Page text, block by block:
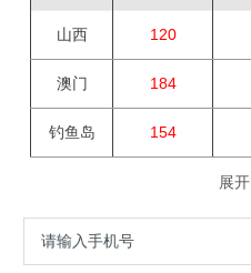
山西 120
澳门 184
钓鱼岛 154
展开